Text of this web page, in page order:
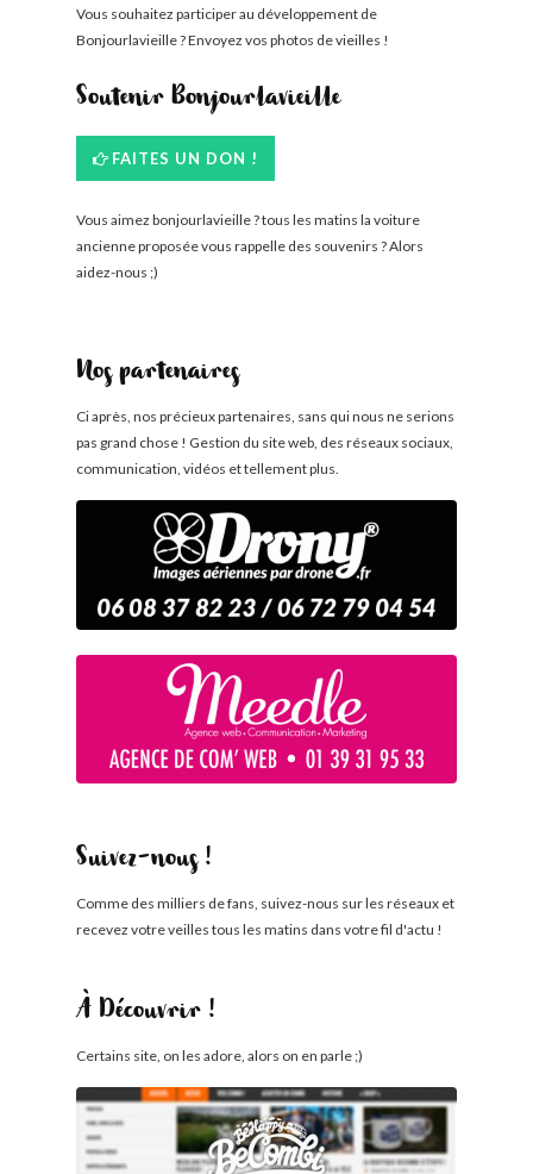
Vous souhaitez participer au développement de
Bonjourlavieille ? Envoyez vos photos de vieilles !
Soutenir Bonjourlavieille
FAITES UN DON !
Vous aimez bonjourlavieille ? tous les matins la voiture
ancienne proposée vous rappelle des souvenirs ? Alors
aidez-nous ;)
Nos partenaires
Ci après, nos précieux partenaires, sans qui nous ne serions
pas grand chose ! Gestion du site web, des réseaux sociaux,
communication, vidéos et tellement plus.
Suivez-nous !
Comme des milliers de fans, suivez-nous sur les réseaux et
recevez votre veilles tous les matins dans votre fil d'actu !
À Découvrir !
Certains site, on les adore, alors on en parle ;)